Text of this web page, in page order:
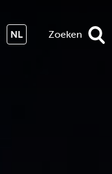
NL Zoeken